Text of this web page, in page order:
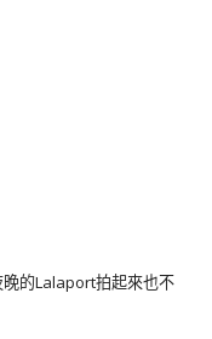
的Lalaport拍起來也不